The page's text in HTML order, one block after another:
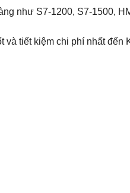
như S7-1200, S7-1500,
tiết kiệm chi phí nhất đến